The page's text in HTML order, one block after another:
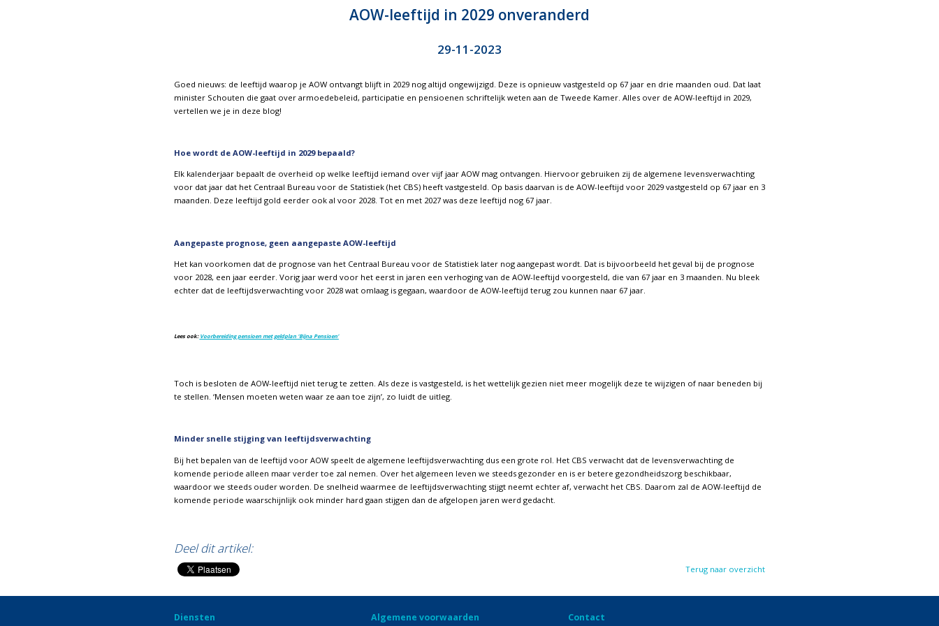
AOW-leeftijd in 2029 onveranderd
29-11-2023
Goed nieuws: de leeftijd waarop je AOW ontvangt blijft in 2029 nog altijd ongewijzigd. Deze is opnieuw vastgesteld op 67 jaar en drie maanden oud. Dat laat
minister Schouten die gaat over armoedebeleid, participatie en pensioenen schriftelijk weten aan de Tweede Kamer. Alles over de AOW-leeftijd in 2029,
vertellen we je in deze blog!
Hoe wordt de AOW-leeftijd in 2029 bepaald?
Elk kalenderjaar bepaalt de overheid op welke leeftijd iemand over vijf jaar AOW mag ontvangen. Hiervoor gebruiken zij de algemene levensverwachting
voor dat jaar dat het Centraal Bureau voor de Statistiek (het CBS) heeft vastgesteld. Op basis daarvan is de AOW-leeftijd voor 2029 vastgesteld op 67 jaar en 3
maanden. Deze leeftijd gold eerder ook al voor 2028. Tot en met 2027 was deze leeftijd nog 67 jaar.
Aangepaste prognose, geen aangepaste AOW-leeftijd
Het kan voorkomen dat de prognose van het Centraal Bureau voor de Statistiek later nog aangepast wordt. Dat is bijvoorbeeld het geval bij de prognose
voor 2028, een jaar eerder. Vorig jaar werd voor het eerst in jaren een verhoging van de AOW-leeftijd voorgesteld, die van 67 jaar en 3 maanden. Nu bleek
echter dat de leeftijdsverwachting voor 2028 wat omlaag is gegaan, waardoor de AOW-leeftijd terug zou kunnen naar 67 jaar.
Lees ook: Voorbereiding pensioen met geldplan ‘Bijna Pensioen’
Toch is besloten de AOW-leeftijd niet terug te zetten. Als deze is vastgesteld, is het wettelijk gezien niet meer mogelijk deze te wijzigen of naar beneden bij
te stellen. ‘Mensen moeten weten waar ze aan toe zijn’, zo luidt de uitleg.
Minder snelle stijging van leeftijdsverwachting
Bij het bepalen van de leeftijd voor AOW speelt de algemene leeftijdsverwachting dus een grote rol. Het CBS verwacht dat de levensverwachting de
komende periode alleen maar verder toe zal nemen. Over het algemeen leven we steeds gezonder en is er betere gezondheidszorg beschikbaar,
waardoor we steeds ouder worden. De snelheid waarmee de leeftijdsverwachting stijgt neemt echter af, verwacht het CBS. Daarom zal de AOW-leeftijd de
komende periode waarschijnlijk ook minder hard gaan stijgen dan de afgelopen jaren werd gedacht.
Deel dit artikel:
Terug naar overzicht
Diensten Algemene voorwaarden Contact